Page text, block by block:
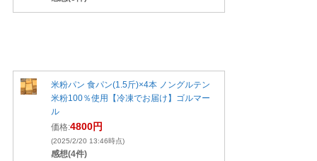
米粉パン 食パン(1.5斤)×4本 ノングルテン
米粉100％使用【冷凍でお届け】ゴルマー
ル
価格:4800円
(2025/2/20 13:46時点)
感想(4件)